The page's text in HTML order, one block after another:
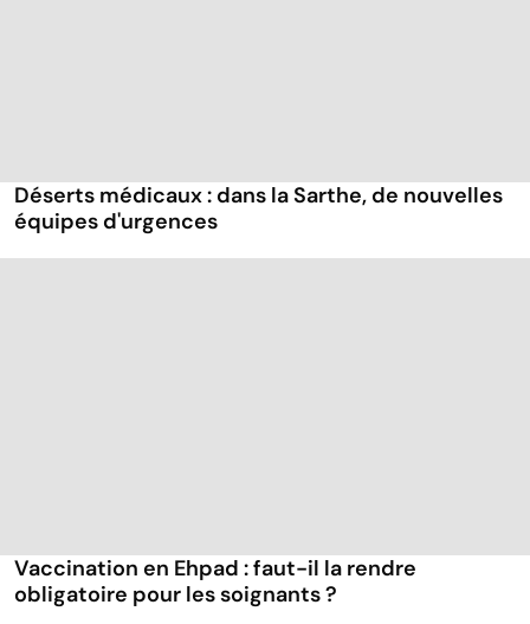
Déserts médicaux : dans la Sarthe, de nouvelles
équipes d'urgences
Vaccination en Ehpad : faut-il la rendre
obligatoire pour les soignants ?